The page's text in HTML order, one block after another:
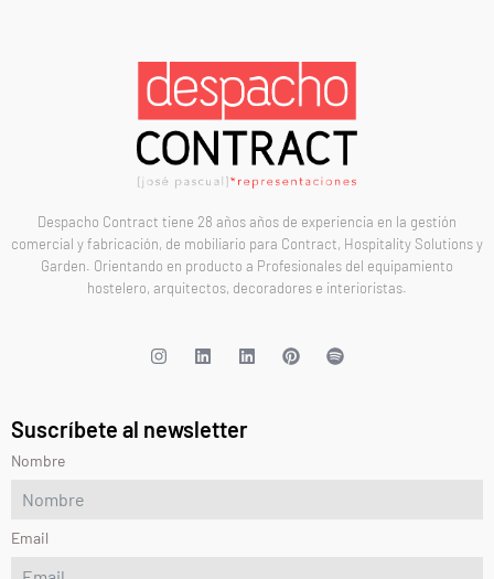
Despacho Contract tiene 28 años años de experiencia en la gestión
comercial y fabricación, de mobiliario para Contract, Hospitality Solutions y
Garden. Orientando en producto a Profesionales del equipamiento
hostelero, arquitectos, decoradores e interioristas.
Suscríbete al newsletter
Nombre
Email